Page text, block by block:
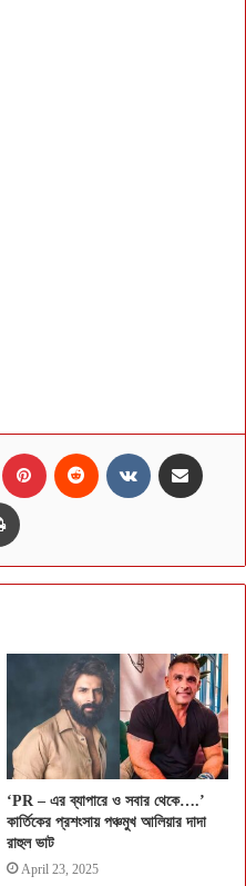
Tumblr Pinterest Reddit VKontakte
Print
‘PR – এর ব্যাপারে ও সবার থেকে….’
কার্তিকের প্রশংসায় পঞ্চমুখ আলিয়ার দাদা
রাহুল ভাট
April 23, 2025